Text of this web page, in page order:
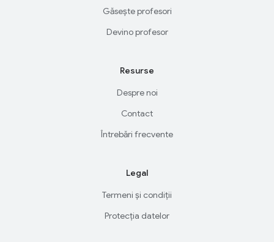
Găsește profesori
Devino profesor
Resurse
Despre noi
Contact
Întrebări frecvente
Legal
Termeni și condiții
Protecția datelor